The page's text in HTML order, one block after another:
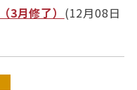
3月修了） (12月08日